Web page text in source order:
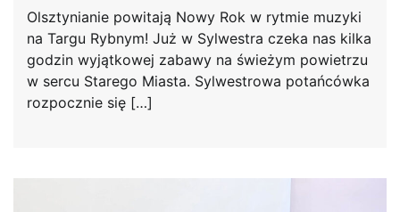
Olsztynianie powitają Nowy Rok w rytmie muzyki
na Targu Rybnym! Już w Sylwestra czeka nas kilka
godzin wyjątkowej zabawy na świeżym powietrzu
w sercu Starego Miasta. Sylwestrowa potańcówka
rozpocznie się […]